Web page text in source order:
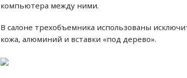
компьютера между ними.
В салоне трехобъемника использованы
кожа, алюминий и вставки «под дерево».